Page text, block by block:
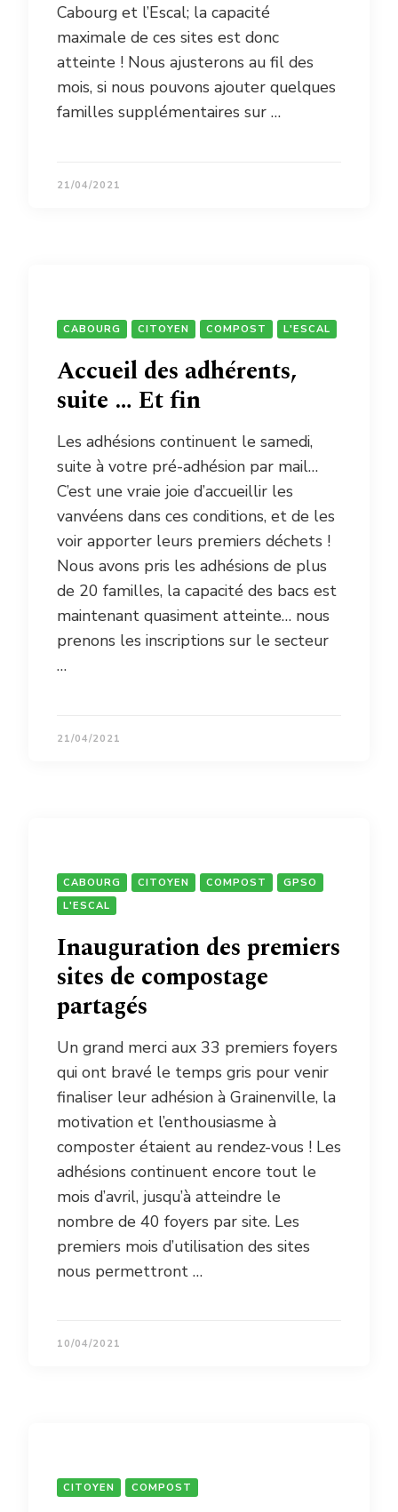
Cabourg et l’Escal; la capacité
maximale de ces sites est donc
atteinte ! Nous ajusterons au fil des
mois, si nous pouvons ajouter quelques
familles supplémentaires sur …
21/04/2021
CABOURG CITOYEN COMPOST L'ESCAL
Accueil des adhérents,
suite … Et fin
Les adhésions continuent le samedi,
suite à votre pré-adhésion par mail…
C’est une vraie joie d’accueillir les
vanvéens dans ces conditions, et de les
voir apporter leurs premiers déchets !
Nous avons pris les adhésions de plus
de 20 familles, la capacité des bacs est
maintenant quasiment atteinte… nous
prenons les inscriptions sur le secteur
…
21/04/2021
CABOURG CITOYEN COMPOST
GPSO
L'ESCAL
Inauguration des premiers
sites de compostage
partagés
Un grand merci aux 33 premiers foyers
qui ont bravé le temps gris pour venir
finaliser leur adhésion à Grainenville, la
motivation et l’enthousiasme à
composter étaient au rendez-vous ! Les
adhésions continuent encore tout le
mois d’avril, jusqu’à atteindre le
nombre de 40 foyers par site. Les
premiers mois d’utilisation des sites
nous permettront …
10/04/2021
CITOYEN COMPOST